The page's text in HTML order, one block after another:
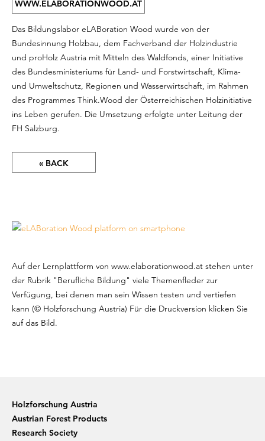
WWW.ELABORATIONWOOD.AT
Das Bildungslabor eLABoration Wood wurde von der
Bundesinnung Holzbau, dem Fachverband der Holzindustrie
und proHolz Austria mit Mitteln des Waldfonds, einer Initiative
des Bundesministeriums für Land- und Forstwirtschaft, Klima-
und Umweltschutz, Regionen und Wasserwirtschaft, im Rahmen
des Programmes Think.Wood der Österreichischen Holzinitiative
ins Leben gerufen. Die Umsetzung erfolgte unter Leitung der
FH Salzburg.
« BACK
Auf der Lernplattform von www.elaborationwood.at stehen unter
der Rubrik "Berufliche Bildung" viele Themenfleder zur
Verfügung, bei denen man sein Wissen testen und vertiefen
kann (© Holz­for­schung Austria) Für die Druck­ver­sion klicken Sie
auf das Bild.
Holzforschung Austria
Austrian Forest Products
Research Society